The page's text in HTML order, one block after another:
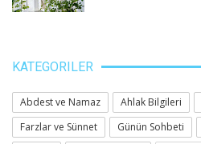
KATEGORILER
Abdest ve Namaz Ahlak Bilgileri
Farzlar ve Sünnet
Günün Sohbeti